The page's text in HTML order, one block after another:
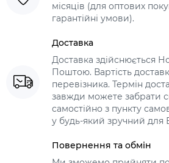
місяців (для оптових
гарантійні умови).
Доставка
Доставка здійснюється
Поштою. Вартість
перевізника. Термін
завжди можете забрати
самостійно з пункту
у будь-який зручний для
Повернення та обмін